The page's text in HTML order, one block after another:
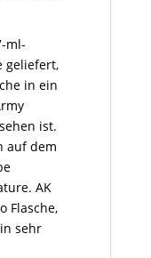
ml-
geliefert,
in ein
ist.
auf dem
AK
Flasche,
sehr